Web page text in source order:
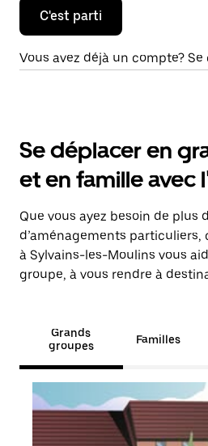
C'est parti
Vous avez déjà un compte?
Se déplacer en
et en famille avec
Que vous ayez besoin de plus
d’aménagements particuliers,
à Sylvains-les-Moulins vous
groupe, à vous rendre à
Grands
groupes
Familles